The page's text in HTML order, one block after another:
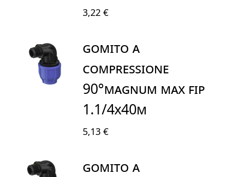
3,22 €
GOMITO A
COMPRESSIONE
90°MAGNUM MAX FIP
1.1/4X40M
5,13 €
GOMITO A